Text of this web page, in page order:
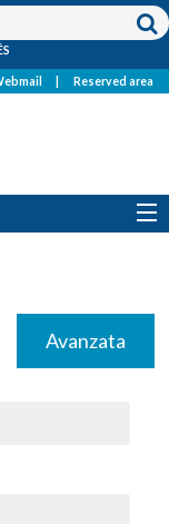
Reserved area
Avanzata